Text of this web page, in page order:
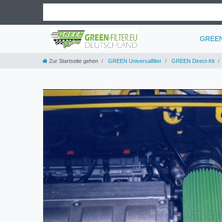
Zur Startseite gehen GREEN Universalfilter GREEN Direct-Kit